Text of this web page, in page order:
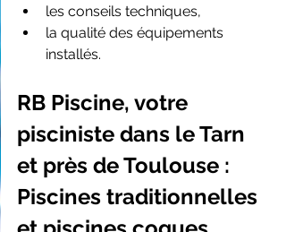
les conseils techniques,
la qualité des équipements
installés.
RB Piscine, votre
pisciniste dans le Tarn
et près de Toulouse :
Piscines traditionnelles